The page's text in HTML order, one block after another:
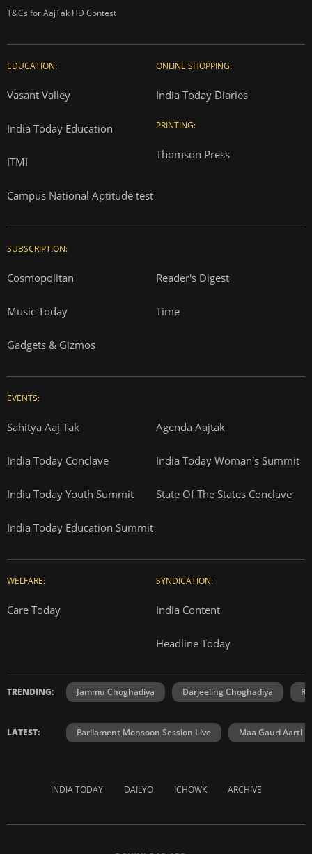
T&Cs for AajTak HD Contest
EDUCATION:
Vasant Valley
India Today Education
ITMI
Campus National Aptitude test
ONLINE SHOPPING:
India Today Diaries
PRINTING:
Thomson Press
SUBSCRIPTION:
Cosmopolitan Reader's Digest
Music Today Time
Gadgets & Gizmos
EVENTS:
Sahitya Aaj Tak Agenda Aajtak
India Today Conclave India Today Woman's Summit
India Today Youth Summit State Of The States Conclave
India Today Education Summit
WELFARE:
Care Today
SYNDICATION:
India Content
Headline Today
TRENDING: Jammu Choghadiya Darjeeling Choghadiya
LATEST: Parliament Monsoon Session Live Maa Gauri Aarti
INDIA TODAY DAILYO ICHOWK ARCHIVE